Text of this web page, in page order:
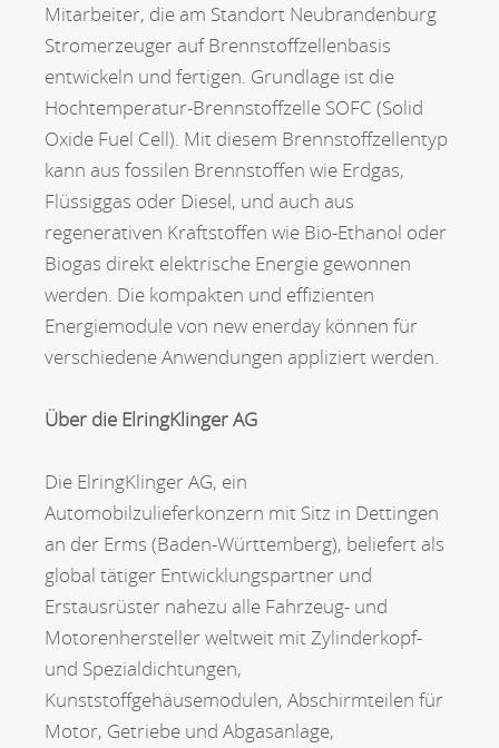
Mitarbeiter, die am Standort Neubrandenburg
Stromerzeuger auf Brennstoffzellenbasis
entwickeln und fertigen. Grundlage ist die
Hochtemperatur-Brennstoffzelle SOFC (Solid
Oxide Fuel Cell). Mit diesem Brennstoffzellentyp
kann aus fossilen Brennstoffen wie Erdgas,
Flüssiggas oder Diesel, und auch aus
regenerativen Kraftstoffen wie Bio-Ethanol oder
Biogas direkt elektrische Energie gewonnen
werden. Die kompakten und effizienten
Energiemodule von new enerday können für
verschiedene Anwendungen appliziert werden.
Über die ElringKlinger AG
Die ElringKlinger AG, ein
Automobilzulieferkonzern mit Sitz in Dettingen
an der Erms (Baden-Württemberg), beliefert als
global tätiger Entwicklungspartner und
Erstausrüster nahezu alle Fahrzeug- und
Motorenhersteller weltweit mit Zylinderkopf-
und Spezialdichtungen,
Kunststoffgehäusemodulen, Abschirmteilen für
Motor, Getriebe und Abgasanlage,